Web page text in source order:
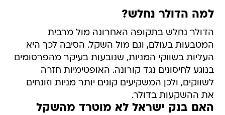
למה הדולר נחלש?
הדולר נחלש בתקופה האחרונה מול מרבית
המטבעות בעולם, וגם מול השקל. הסיבה לכך היא
העליות בשווקי המניות, שנובעות בעיקר מהפרסומים
בנוגע לחיסונים נגד קורונה. האופטימיות חזרה
לשווקים, ולכן המשקיעים קונים יותר מניות וזונחים
את ההשקעות בדולר.
האם בנק ישראל לא מוטרד מהשקל